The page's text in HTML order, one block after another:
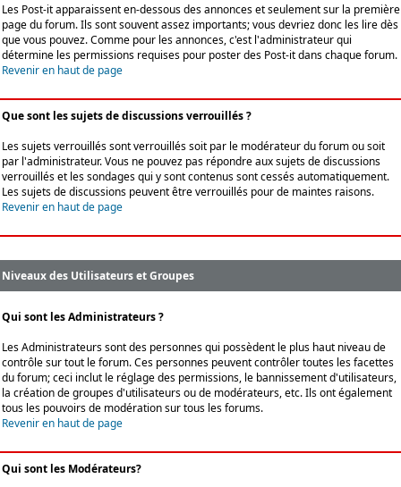
Les Post-it apparaissent en-dessous des annonces et seulement sur la première
page du forum. Ils sont souvent assez importants; vous devriez donc les lire dès
que vous pouvez. Comme pour les annonces, c'est l'administrateur qui
détermine les permissions requises pour poster des Post-it dans chaque forum.
Revenir en haut de page
Que sont les sujets de discussions verrouillés ?
Les sujets verrouillés sont verrouillés soit par le modérateur du forum ou soit
par l'administrateur. Vous ne pouvez pas répondre aux sujets de discussions
verrouillés et les sondages qui y sont contenus sont cessés automatiquement.
Les sujets de discussions peuvent être verrouillés pour de maintes raisons.
Revenir en haut de page
Niveaux des Utilisateurs et Groupes
Qui sont les Administrateurs ?
Les Administrateurs sont des personnes qui possèdent le plus haut niveau de
contrôle sur tout le forum. Ces personnes peuvent contrôler toutes les facettes
du forum; ceci inclut le réglage des permissions, le bannissement d'utilisateurs,
la création de groupes d'utilisateurs ou de modérateurs, etc. Ils ont également
tous les pouvoirs de modération sur tous les forums.
Revenir en haut de page
Qui sont les Modérateurs?